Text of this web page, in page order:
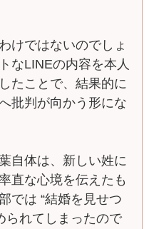
けではないのでしょ
なLINEの内容を本人
たことで、結果的に
批判が向かう形にな
自体は、新しい姓に
直な心境を伝えたも
では “結婚を見せつ
られてしまったので